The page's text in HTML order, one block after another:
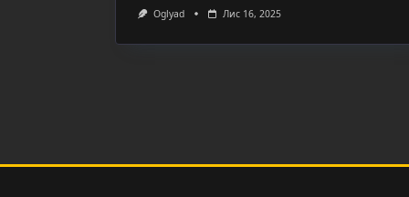
Oglyad Лис 16, 2025